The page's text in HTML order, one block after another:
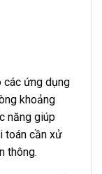
các ứng dụng
khoảng
năng giúp
toán cần xử
thông.